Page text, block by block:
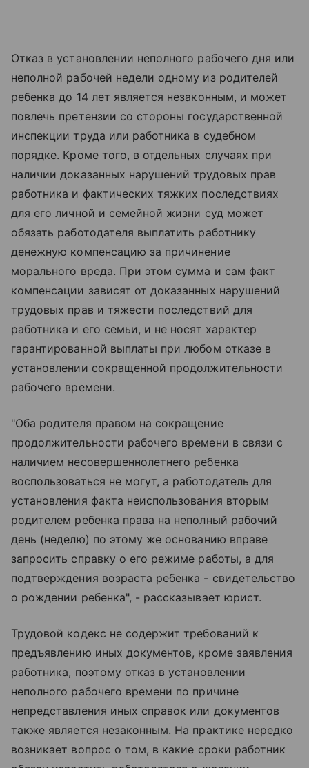
Отказ в установлении неполного рабочего дня или
неполной рабочей недели одному из родителей
ребенка до 14 лет является незаконным, и может
повлечь претензии со стороны государственной
инспекции труда или работника в судебном
порядке. Кроме того, в отдельных случаях при
наличии доказанных нарушений трудовых прав
работника и фактических тяжких последствиях
для его личной и семейной жизни суд может
обязать работодателя выплатить работнику
денежную компенсацию за причинение
морального вреда. При этом сумма и сам факт
компенсации зависят от доказанных нарушений
трудовых прав и тяжести последствий для
работника и его семьи, и не носят характер
гарантированной выплаты при любом отказе в
установлении сокращенной продолжительности
рабочего времени.
"Оба родителя правом на сокращение
продолжительности рабочего времени в связи с
наличием несовершеннолетнего ребенка
воспользоваться не могут, а работодатель для
установления факта неиспользования вторым
родителем ребенка права на неполный рабочий
день (неделю) по этому же основанию вправе
запросить справку о его режиме работы, а для
подтверждения возраста ребенка - свидетельство
о рождении ребенка", - рассказывает юрист.
Трудовой кодекс не содержит требований к
предъявлению иных документов, кроме заявления
работника, поэтому отказ в установлении
неполного рабочего времени по причине
непредставления иных справок или документов
также является незаконным. На практике нередко
возникает вопрос о том, в какие сроки работник